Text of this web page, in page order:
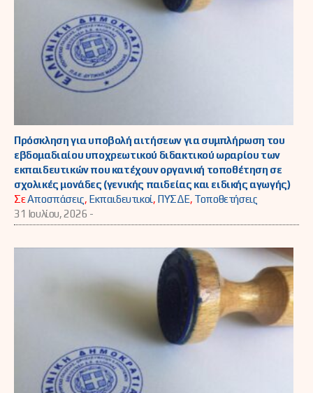
Πρόσκληση για υποβολή αιτήσεων για συμπλήρωση του
εβδομαδιαίου υποχρεωτικού διδακτικού ωραρίου των
εκπαιδευτικών που κατέχουν οργανική τοποθέτηση σε
σχολικές μονάδες (γενικής παιδείας και ειδικής αγωγής)
ΣεΑποσπάσεις, Εκπαιδευτικοί, ΠΥΣΔΕ, Τοποθετήσεις
31 Ιουλίου, 2026 -